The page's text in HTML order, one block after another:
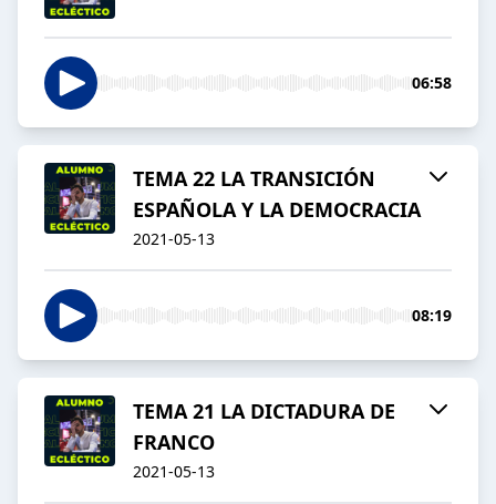
06:58
TEMA 22 LA TRANSICIÓN
ESPAÑOLA Y LA DEMOCRACIA
2021-05-13
08:19
TEMA 21 LA DICTADURA DE
FRANCO
2021-05-13